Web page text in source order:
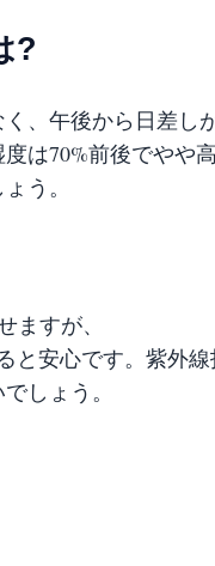
?
、午後から日差し
は70%前後でやや高
う。
ますが、
安心です。紫外線
しょう。